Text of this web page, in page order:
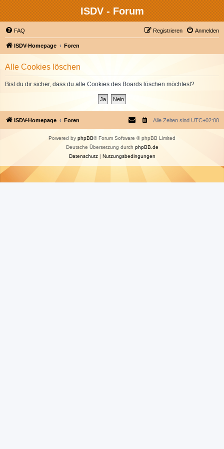
ISDV - Forum
FAQ Anmelden
Registrieren
ISDV-Homepage Foren
Alle Cookies löschen
Bist du dir sicher, dass du alle Cookies des Boards löschen möchtest?
ISDV-Homepage Foren Alle Zeiten sind UTC+02:00
Powered by phpBB® Forum Software © phpBB Limited
Deutsche Übersetzung durch phpBB.de
Datenschutz| Nutzungsbedingungen